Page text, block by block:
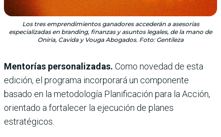
Los tres emprendimientos ganadores accederán a asesorías
especializadas en branding, finanzas y asuntos legales, de la mano de
Oniria, Cavida y Vouga Abogados. Foto: Gentileza
Mentorías personalizadas. Como novedad de esta
edición, el programa incorporará un componente
basado en la metodología Planificación para la Acción,
orientado a fortalecer la ejecución de planes
estratégicos.